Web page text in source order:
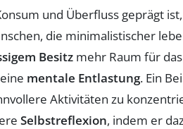
und Überfluss geprägt
die minimalistischer
Besitz mehr Raum für
mentale Entlastung. Ein
Aktivitäten zu
Selbstreflexion, indem er